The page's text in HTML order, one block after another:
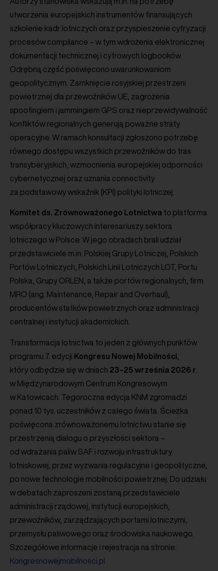
utworzenia europejskich instrumentów finansujących
szkolenie kadr lotniczych oraz przyspieszenie cyfryzacji
procesów compliance – w tym wdrożenia elektronicznej
dokumentacji technicznej i cyfrowych logbooków.
Odrębną część poświęcono uwarunkowaniom
geopolitycznym. Zamknięcie rosyjskiej przestrzeni
powietrznej dla przewoźników UE, zagrożenia
spoofingiem i jammingiem GPS oraz nieprzewidywalność
konfliktów regionalnych generują poważne straty
operacyjne. W ramach konsultacji zgłoszono potrzebę
równego dostępu wszystkich przewoźników do tras
transyberyjskich, wzmocnienia europejskiej odporności
cybernetycznej oraz uznania connectivity
za podstawowy wskaźnik (KPI) polityki lotniczej.
Komitet ds. Zrównoważonego Lotnictwa to platforma
współpracy kluczowych interesariuszy sektora
lotniczego w Polsce. W jego obradach brali udział
przedstawiciele m.in. Polskiej Grupy Lotniczej, Polskich
Portów Lotniczych, Polskich Linii Lotniczych LOT, Portu
Polska, Grupy ORLEN, a także portów regionalnych, firm
MRO (ang. Maintenance, Repair and Overhaul),
producentów statków powietrznych oraz administracji
centralnej i instytucji akademickich.
Transformacja lotnictwa to jeden z głównych punktów
programu 7. edycji Kongresu Nowej Mobilności
który odbędzie się w dniach 23–25 września 2026 r
w Międzynarodowym Centrum Kongresowym
w Katowicach. Tegoroczna edycja KNM zgromadzi
ponad 10 tys. uczestników z całego świata. Ścieżka
poświęcona zrównoważonemu lotnictwu stanie się
przestrzenią dialogu o przyszłości sektora –
od wdrażania paliw SAF i rozwoju infrastruktury
lotniskowej, przez wyzwania regulacyjne i geopolityczne,
po nowe technologie mobilności powietrznej. Do udziału
w debatach zaproszeni zostaną przedstawiciele
administracji rządowej, instytucji europejskich,
przewoźników, zarządzających portami lotniczymi,
przemysłu paliwowego oraz środowiska naukowego.
Szczegółowe informacje i rejestracja na stronie:
Kongresnowejmobilnosci.pl